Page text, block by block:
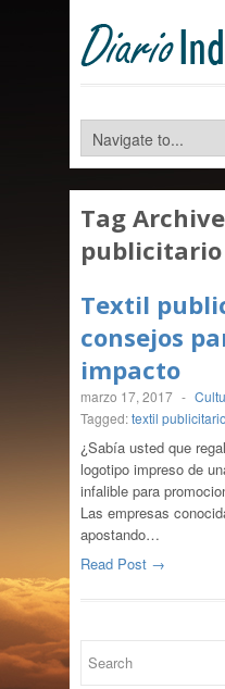
Tag
publicitario
Textil
consejos
impacto
marzo 17, 2017 -
Tagged:textil publicitario
¿Sabía usted que
logotipo impreso de
infalible para
Las empresas
apostando…
Read Post →